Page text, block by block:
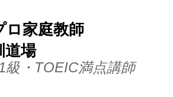
ロ家庭教師
道場
級・TOEIC満点講師